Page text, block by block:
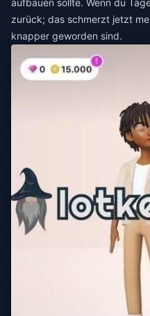
aufbauen sollte. Wenn du
zurück; das schmerzt jetzt
knapper geworden sind.